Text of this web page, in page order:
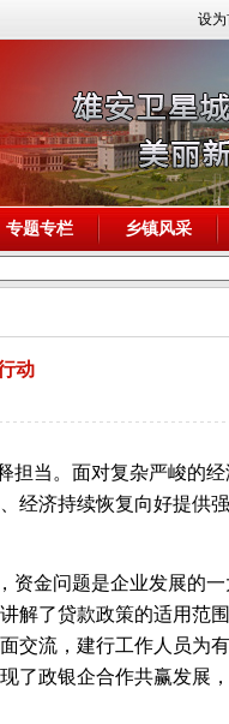
设
专题专栏 乡镇风采
动
当。面对复杂严峻的经
经济持续恢复向好提供
金问题是企业发展的一
解了贷款政策的适用范
交流，建行工作人员为
了政银企合作共赢发展